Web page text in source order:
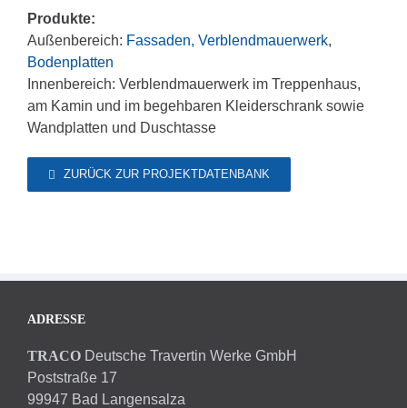
Produkte:
Außenbereich: Fassaden, Verblendmauerwerk,
Bodenplatten
Innenbereich: Verblendmauerwerk im Treppenhaus,
am Kamin und im begehbaren Kleiderschrank sowie
Wandplatten und Duschtasse
ZURÜCK ZUR PROJEKTDATENBANK
ADRESSE
TRACO Deutsche Travertin Werke GmbH
Poststraße 17
99947 Bad Langensalza